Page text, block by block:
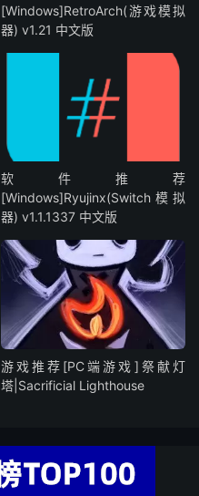
[Windows]RetroArch(游戏模拟
器) v1.21 中文版
软件推荐
[Windows]Ryujinx(Switch模拟
器) v1.1.1337 中文版
游戏推荐[PC端游戏]祭献灯
塔|Sacrificial Lighthouse